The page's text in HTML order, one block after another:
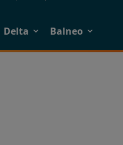
Delta Balneo